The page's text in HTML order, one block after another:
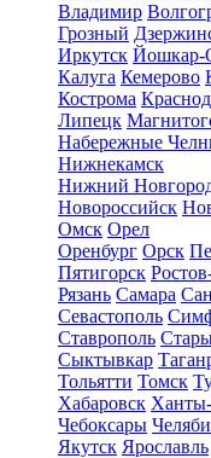
Владимир
Грозный
Иркутск Йошкар-
Калуга Кемерово
Кострома
Липецк
Набережные
Нижнекамск
Нижний
Новороссийск
Омск Орел
Оренбург Орск
Пятигорск
Рязань Самара
Севастополь
Ставрополь
Сыктывкар
Тольятти Томск
Хабаровск
Чебоксары
Якутск Ярославль